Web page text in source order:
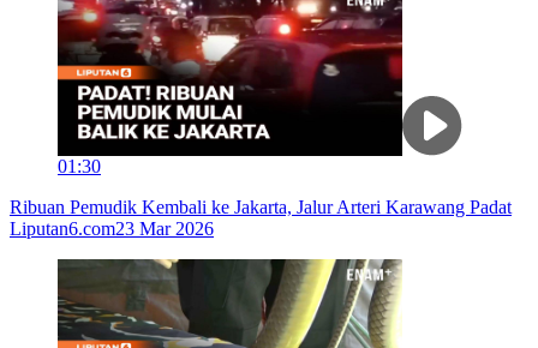
01:30
Ribuan Pemudik Kembali ke Jakarta, Jalur Arteri Karawang Padat
Liputan6.com23 Mar 2026